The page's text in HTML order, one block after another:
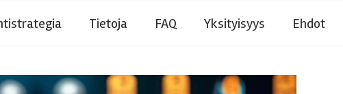
Tietoja FAQ Yksityisyys Ehdot